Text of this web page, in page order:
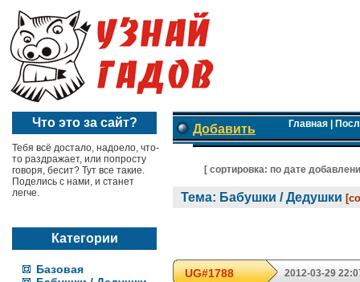
Что это за сайт?
Тебя всё достало, надоело, что-
то раздражает, или попросту
говоря, бесит? Тут все такие.
Поделись с нами, и станет
легче.
Категории
Базовая
Добавить Главная|
[ cортировка: по дате
Тема: Бабушки / Дедушки
UG#1788 2012-03-29